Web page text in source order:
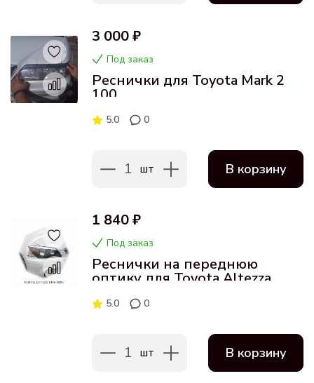
3 000 ₽
Под заказ
Реснички для Toyota Mark 2
100
5.0 0
1 шт В корзину
1 840 ₽
Под заказ
Реснички на переднюю
оптику для Toyota Altezza
5.0 0
1 шт В корзину